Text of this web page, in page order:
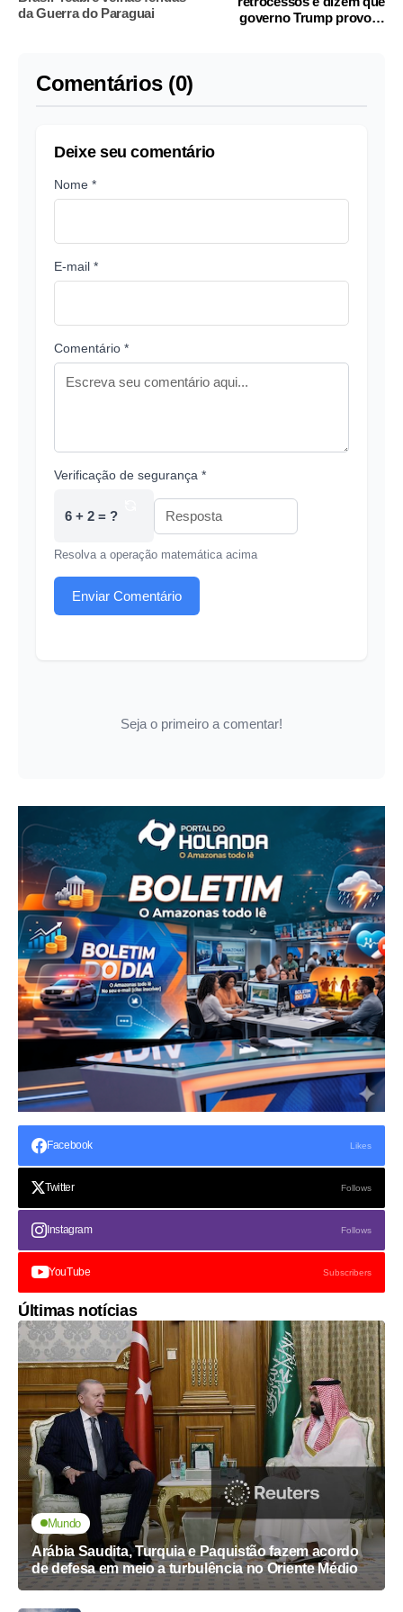
da Guerra do Paraguai
governo Trump provoca
Comentários (0)
Deixe seu comentário
Nome *
E-mail *
Comentário *
Verificação de segurança *
6 + 2 = ?
Resolva a operação matemática acima
Enviar Comentário
Seja o primeiro a comentar!
Facebook Likes
Twitter Follows
Instagram Follows
YouTube Subscribers
Últimas notícias
Mundo
Arábia Saudita, Turquia e Paquistão fazem acordo
de defesa em meio a turbulência no Oriente Médio